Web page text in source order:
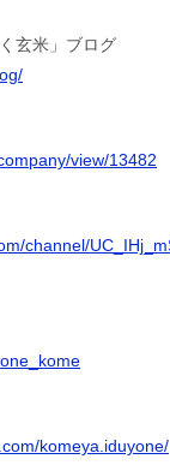
玄米」ブログ
view/13482
channel/
komeya.iduyone/